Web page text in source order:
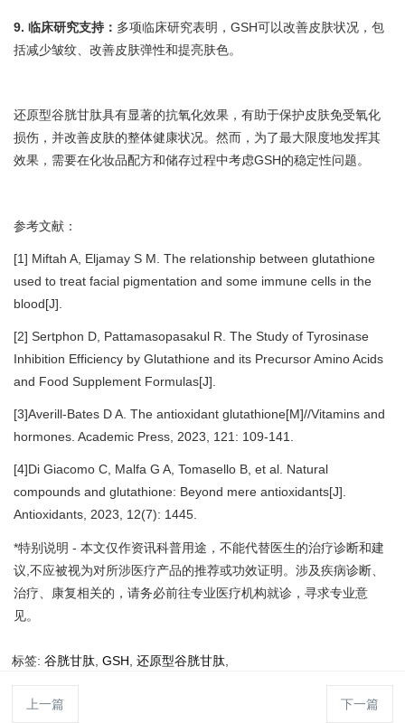
9. 临床研究支持： 多项临床研究表明，GSH可以改善皮肤状况，包
括减少皱纹、改善皮肤弹性和提亮肤色。
还原型谷胱甘肽具有显著的抗氧化效果，有助于保护皮肤免受氧化
损伤，并改善皮肤的整体健康状况。然而，为了最大限度地发挥其
效果，需要在化妆品配方和储存过程中考虑GSH的稳定性问题。
参考文献：
[1] Miftah A, Eljamay S M. The relationship between glutathione
used to treat facial pigmentation and some immune cells in the
blood[J].
[2] Sertphon D, Pattamasopasakul R. The Study of Tyrosinase
Inhibition Efficiency by Glutathione and its Precursor Amino Acids
and Food Supplement Formulas[J].
[3]Averill-Bates D A. The antioxidant glutathione[M]//Vitamins and
hormones. Academic Press, 2023, 121: 109-141.
[4]Di Giacomo C, Malfa G A, Tomasello B, et al. Natural
compounds and glutathione: Beyond mere antioxidants[J].
Antioxidants, 2023, 12(7): 1445.
*特别说明 - 本文仅作资讯科普用途，不能代替医生的治疗诊断和建
议,不应被视为对所涉医疗产品的推荐或功效证明。涉及疾病诊断、
治疗、康复相关的，请务必前往专业医疗机构就诊，寻求专业意
见。
标签: 谷胱甘肽 ,GSH ,还原型谷胱甘肽
上一篇 下一篇